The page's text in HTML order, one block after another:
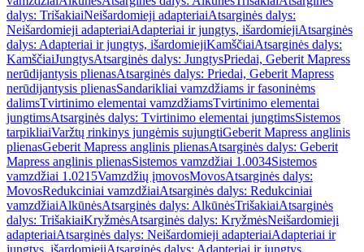
dalys: TrišakiaiNeišardomieji adapteriaiAtsarginės dalys:
Neišardomieji adapteriaiAdapteriai ir jungtys, išardomiejiAtsarginės
dalys: Adapteriai ir jungtys, išardomiejiKamščiaiAtsarginės dalys:
KamščiaiJungtysAtsarginės dalys: JungtysPriedai, Geberit Mapress
nerūdijantysis plienasAtsarginės dalys: Priedai, Geberit Mapress
nerūdijantysis plienasSandarikliai vamzdžiams ir fasoninėms
dalimsTvirtinimo elementai vamzdžiamsTvirtinimo elementai
jungtimsAtsarginės dalys: Tvirtinimo elementai jungtimsSistemos
tarpikliaiVaržtų rinkinys jungėmis sujungtiGeberit Mapress anglinis
plienasGeberit Mapress anglinis plienasAtsarginės dalys: Geberit
Mapress anglinis plienasSistemos vamzdžiai 1.0034Sistemos
vamzdžiai 1.0215Vamzdžių įmovosMovosAtsarginės dalys:
MovosRedukciniai vamzdžiaiAtsarginės dalys: Redukciniai
vamzdžiaiAlkūnėsAtsarginės dalys: AlkūnėsTrišakiaiAtsarginės
dalys: TrišakiaiKryžmėsAtsarginės dalys: KryžmėsNeišardomieji
adapteriaiAtsarginės dalys: Neišardomieji adapteriaiAdapteriai ir
jungtys, išardomiejiAtsarginės dalys: Adapteriai ir jungtys,